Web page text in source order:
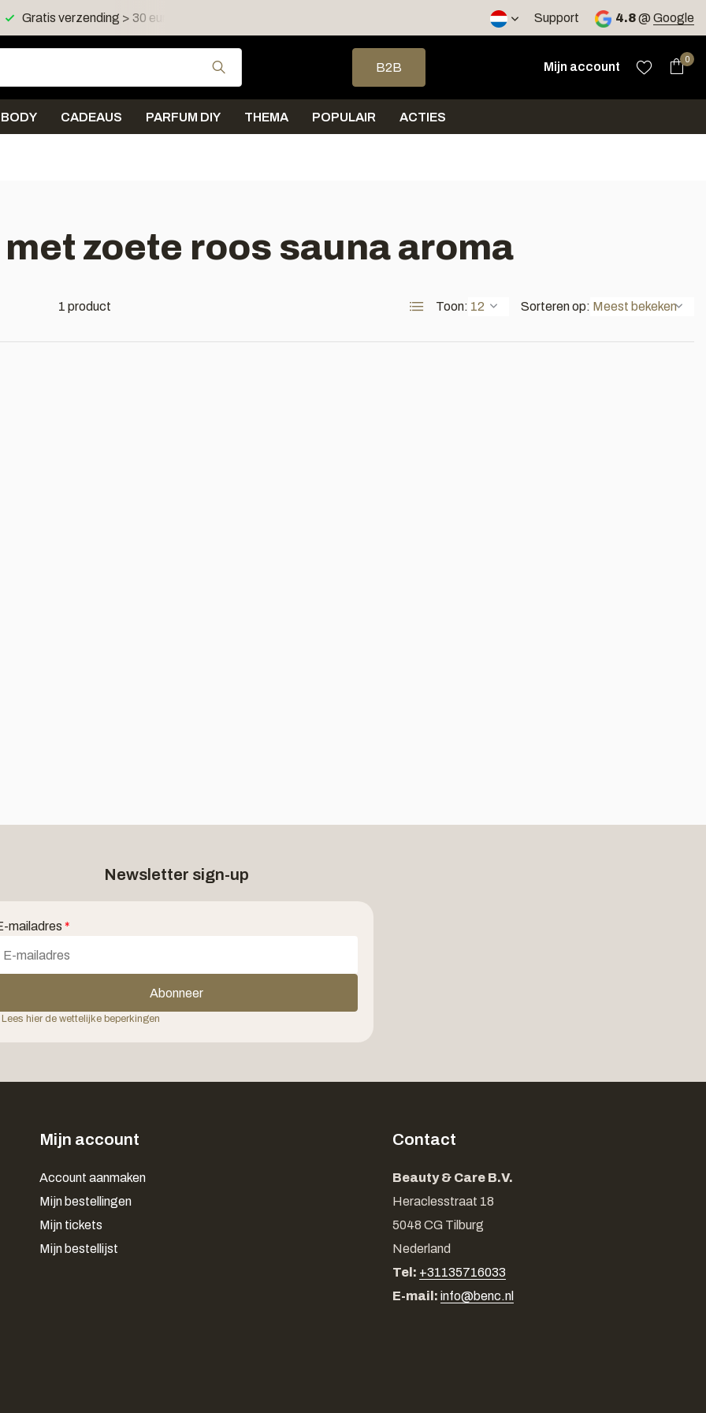
Gratis verzending > 30 euro in NL en BE Support 4.8@ Google
Gebruik de pijltjes op en neer om een beschikbaar resultaat te selecteren. Druk
B2B
Mijn account
0
BODY CADEAUS PARFUM DIY THEMA POPULAIR ACTIES
zoete roos sauna aroma
1 product Toon: Sorteren op:
Newsletter sign-up
mailadres *
Abonneer
Lees hier de wettelijke beperkingen
Mijn account
Account aanmaken
Mijn bestellingen
Mijn tickets
Mijn bestellijst
Contact
Beauty & Care B.V.
Heraclesstraat 18
5048 CG Tilburg
Nederland
Tel: +31135716033
E-mail: info@benc.nl